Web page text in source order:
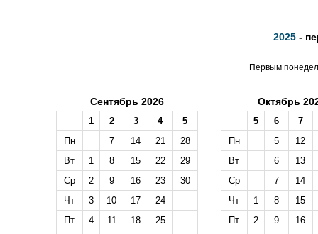
2025 -
Первым
Сентябрь 2026
1 2 3 4
5
Пн
7 14 21
28
Вт
1 8 15 22
29
Ср
2 9 16 23
30
Чт
3 10 17
24
Пт
4 11 18
25
Октябрь
5 6
7
Пн
5
12
Вт
6
13
Ср
7
14
Чт
1 8
15
Пт
2 9
16